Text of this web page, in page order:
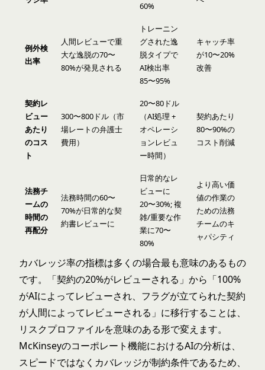
60%
例外検
出率
人間レビューで重
大な逸脱の70〜
80%が発見される
トレーニン
グされた逸
脱タイプで
AI検出率
85〜95%
キャッチ率
が10〜20%
改善
契約レ
ビュー
あたり
のコス
ト
300〜800ドル（市
場レートの弁護士
費用）
20〜80ドル
（AI処理 +
オペレーシ
ョンレビュ
ー時間）
契約あたり
80〜90%の
コスト削減
法務チ
ームの
時間の
再配分
法務時間の60〜
70%が日常的な契
約書レビューに
日常的なレ
ビューに
20〜30%; 複
雑/重要な作
業に70〜
80%
より高い価
値の作業の
ための法務
チームのキ
ャパシティ
カバレッジ率の指標は多くの場合最も意味のあるもの
です。「契約の20%がレビューされる」から「100%
がAIによってレビューされ、フラグが立てられた契約
が人間によってレビューされる」に移行することは、
リスクプロファイルを意味のある形で変えます。
McKinseyのコーポレート機能におけるAIの分析は、
スピードではなくカバレッジが制約条件であるため、